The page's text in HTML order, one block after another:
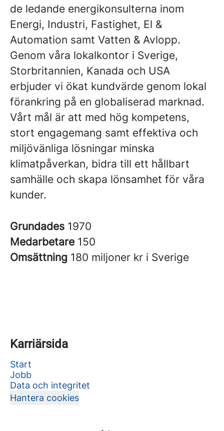
de ledande energikonsulterna inom
Energi, Industri, Fastighet, El &
Automation samt Vatten & Avlopp.
Genom våra lokalkontor i Sverige,
Storbritannien, Kanada och USA
erbjuder vi ökat kundvärde genom lokal
förankring på en globaliserad marknad.
Vårt mål är att med hög kompetens,
stort engagemang samt effektiva och
miljövänliga lösningar minska
klimatpåverkan, bidra till ett hållbart
samhälle och skapa lönsamhet för våra
kunder.
Grundades 1970
Medarbetare 150
Omsättning 180 miljoner kr i Sverige
Karriärsida
Start
Jobb
Data och integritet
Hantera cookies